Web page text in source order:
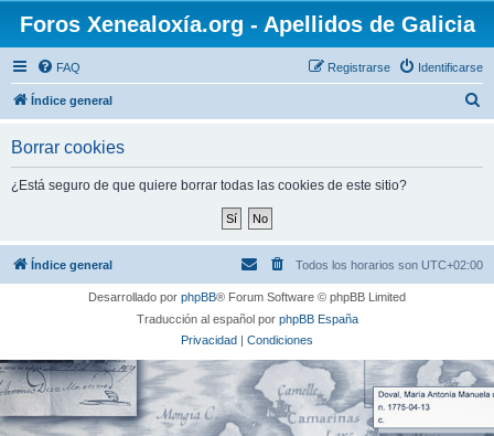
Foros Xenealoxía.org - Apellidos de Galicia
FAQ Identificarse
Registrarse
Índice general
Borrar cookies
¿Está seguro de que quiere borrar todas las cookies de este sitio?
Índice general Todos los horarios son UTC+02:00
Desarrollado por phpBB® Forum Software © phpBB Limited
Traducción al español por phpBB España
Privacidad | Condiciones